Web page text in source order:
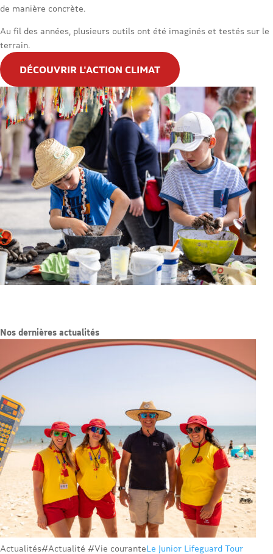
de manière concrète.
Au fil des années, plusieurs outils ont été imaginés et testés sur le
terrain.
DÉCOUVRIR L'ACTION CLIMAT
Nos dernières actualités
Actualités#Actualité #Vie couranteLe Junior Lifeguard Tour